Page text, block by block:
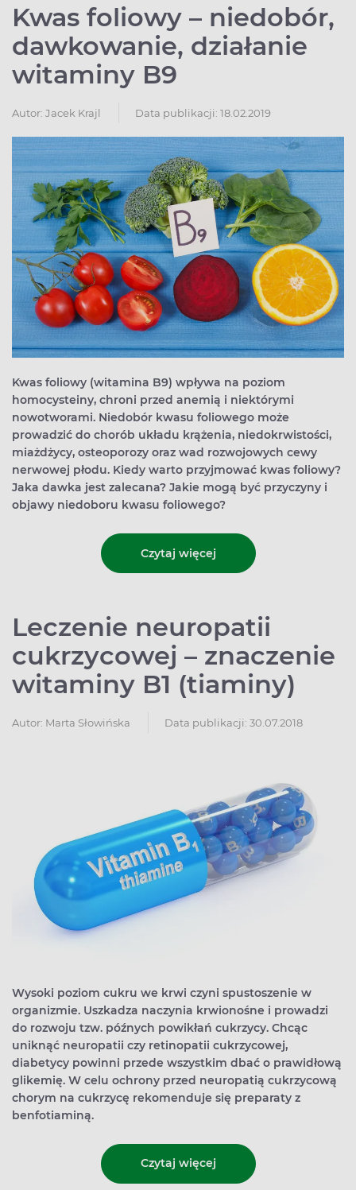
Kwas foliowy – niedobór,
dawkowanie, działanie
witaminy B9
Autor: Jacek Krajl Data publikacji: 18.02.2019
Kwas foliowy (witamina B9) wpływa na poziom
homocysteiny, chroni przed anemią i niektórymi
nowotworami. Niedobór kwasu foliowego może
prowadzić do chorób układu krążenia, niedokrwistości,
miażdżycy, osteoporozy oraz wad rozwojowych cewy
nerwowej płodu. Kiedy warto przyjmować kwas foliowy?
Jaka dawka jest zalecana? Jakie mogą być przyczyny i
objawy niedoboru kwasu foliowego?
Czytaj więcej
Leczenie neuropatii
cukrzycowej – znaczenie
witaminy B1 (tiaminy)
Autor: Marta Słowińska Data publikacji: 30.07.2018
Wysoki poziom cukru we krwi czyni spustoszenie w
organizmie. Uszkadza naczynia krwionośne i prowadzi
do rozwoju tzw. późnych powikłań cukrzycy. Chcąc
uniknąć neuropatii czy retinopatii cukrzycowej,
diabetycy powinni przede wszystkim dbać o prawidłową
glikemię. W celu ochrony przed neuropatią cukrzycową
chorym na cukrzycę rekomenduje się preparaty z
benfotiaminą.
Czytaj więcej